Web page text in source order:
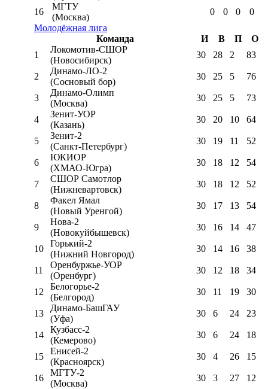
16
МГТУ
(Москва)
0 0 0
0
Молодёжная лига
Команда
И В П
О
1
Локомотив-CШОР
(Новосибирск)
30 28 2 83
2
Динамо-ЛО-2
(Сосновый бор)
30 25 5 76
3
Динамо-Олимп
(Москва)
30 25 5 73
4
Зенит-УОР
(Казань)
30 20 10 64
5
Зенит-2
(Санкт-Петербург)
30 19 11 52
6
ЮКИОР
(ХМАО-Югра)
30 18 12 54
7
СШОР Самотлор
(Нижневартовск)
30 18 12 52
8
Факел Ямал
(Новый Уренгой)
30 17 13 54
9
Нова-2
(Новокуйбышевск)
30 16 14 47
10
Горький-2
(Нижний Новгород)
30 14 16 38
11
Оренбуржье-УОР
(Оренбург)
30 12 18 34
12
Белогорье-2
(Белгород)
30 11 19 30
13
Динамо-БашГАУ
(Уфа)
30 6 24 23
14
Кузбасс-2
(Кемерово)
30 6 24 18
15
Енисей-2
(Красноярск)
30 4 26 15
16
МГТУ-2
(Москва)
30 3 27 12